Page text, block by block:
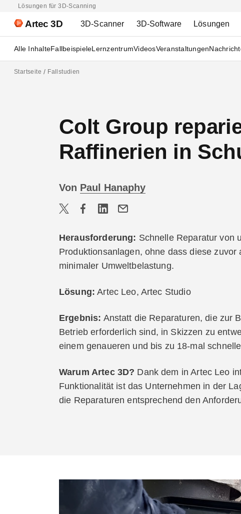
Lösungen für 3D-Scanning
Artec 3D 3D-Scanner 3D-Software Lösungen
Alle InhalteFallbeispieleLernzentrumVideosVeranstaltungen
Startseite Fallstudien
Colt Group
Raffinerien in
Von Paul Hanaphy
Herausforderung: Schnelle Reparatur von
Produktionsanlagen, ohne dass diese
minimaler Umweltbelastung.
Lösung: Artec Leo, Artec Studio
Ergebnis: Anstatt die Reparaturen, die zur
Betrieb erforderlich sind, in Skizzen zu
einem genaueren und bis zu 18-mal
Warum Artec 3D? Dank dem in Artec Leo
Funktionalität ist das Unternehmen in der
die Reparaturen entsprechend den